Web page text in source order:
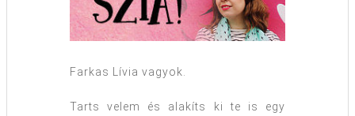
Farkas Lívia vagyok.
Tarts velem és alakíts ki te is egy